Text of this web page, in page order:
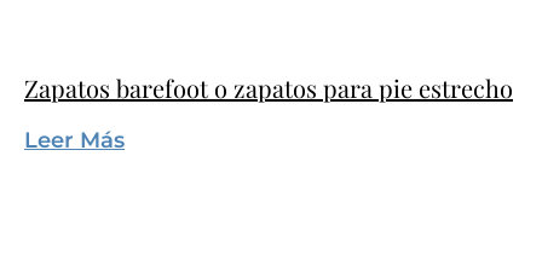
Zapatos barefoot o zapatos para pie estrecho
Leer Más